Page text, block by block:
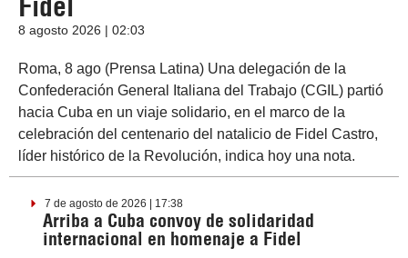
8 agosto 2026 | 02:03
Roma, 8 ago (Prensa Latina) Una delegación de la
Confederación General Italiana del Trabajo (CGIL) partió
hacia Cuba en un viaje solidario, en el marco de la
celebración del centenario del natalicio de Fidel Castro,
líder histórico de la Revolución, indica hoy una nota.
7 de agosto de 2026 | 17:38
Arriba a Cuba convoy de solidaridad
internacional en homenaje a Fidel